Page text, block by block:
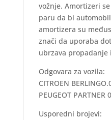
vožnje. Amortizeri
paru da bi
amortizera su
znači da uporaba
ubrzava propadanje
Odgovara za vozila:
CITROEN
PEUGEOT
Usporedni brojevi: